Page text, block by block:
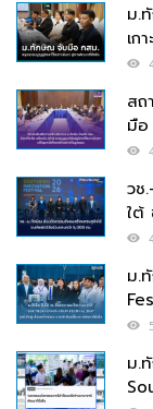
ม.
เก
สถ
มือ
วช
ใต้
ม.
ม.